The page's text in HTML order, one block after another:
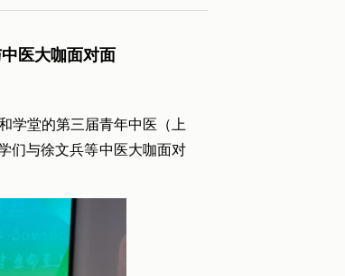
医大咖面对面
学堂的第三届青年中医（上
们与徐文兵等中医大咖面对